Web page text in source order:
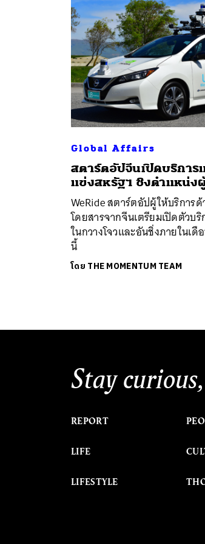
Global Affairs
สตาร์ตอัปจีนเปิดบริกา
แข่งสหรัฐฯ ชิงตำแหน่ง
WeRide สตาร์ตอัปผู้ให้บริการด้
โดยสารจากจีนเตรียมเปิดตัวบ
ในกวางโจวและอันชิ่งภายในเ
นี้
โดย THE MOMENTUM TEAM
Stay
REPORT
LIFE
LIFESTYLE